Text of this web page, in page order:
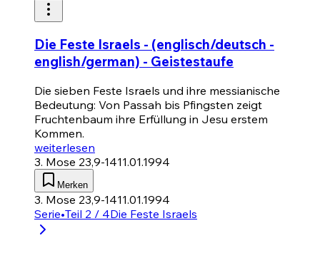
Die Feste Israels - (englisch/deutsch -
english/german) - Geistestaufe
Die sieben Feste Israels und ihre messianische
Bedeutung: Von Passah bis Pfingsten zeigt
Fruchtenbaum ihre Erfüllung in Jesu erstem
Kommen.
weiterlesen
3. Mose 23,9-1411.01.1994
Merken
3. Mose 23,9-1411.01.1994
Serie•Teil 2 / 4Die Feste Israels